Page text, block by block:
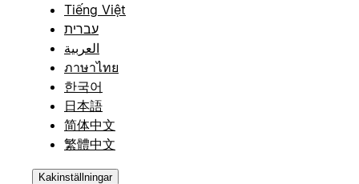
Tiếng Việt
עברית
العربية
ภาษาไทย
한국어
日本語
简体中文
繁體中文
Kakinställningar